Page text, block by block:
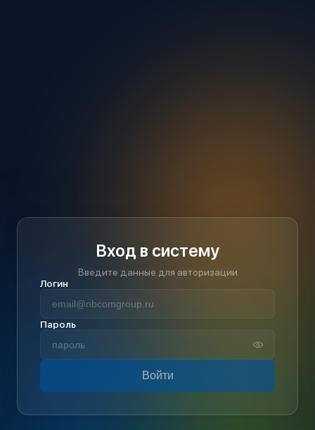
Вход в систему
Введите данные для авторизации
Логин
Пароль
Войти